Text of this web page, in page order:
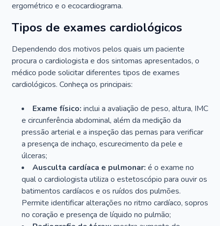
ergométrico e o ecocardiograma.
Tipos de exames cardiológicos
Dependendo dos motivos pelos quais um paciente
procura o cardiologista e dos sintomas apresentados, o
médico pode solicitar diferentes tipos de exames
cardiológicos. Conheça os principais:
Exame físico: inclui a avaliação de peso, altura, IMC
e circunferência abdominal, além da medição da
pressão arterial e a inspeção das pernas para verificar
a presença de inchaço, escurecimento da pele e
úlceras;
Ausculta cardíaca e pulmonar: é o exame no
qual o cardiologista utiliza o estetoscópio para ouvir os
batimentos cardíacos e os ruídos dos pulmões.
Permite identificar alterações no ritmo cardíaco, sopros
no coração e presença de líquido no pulmão;